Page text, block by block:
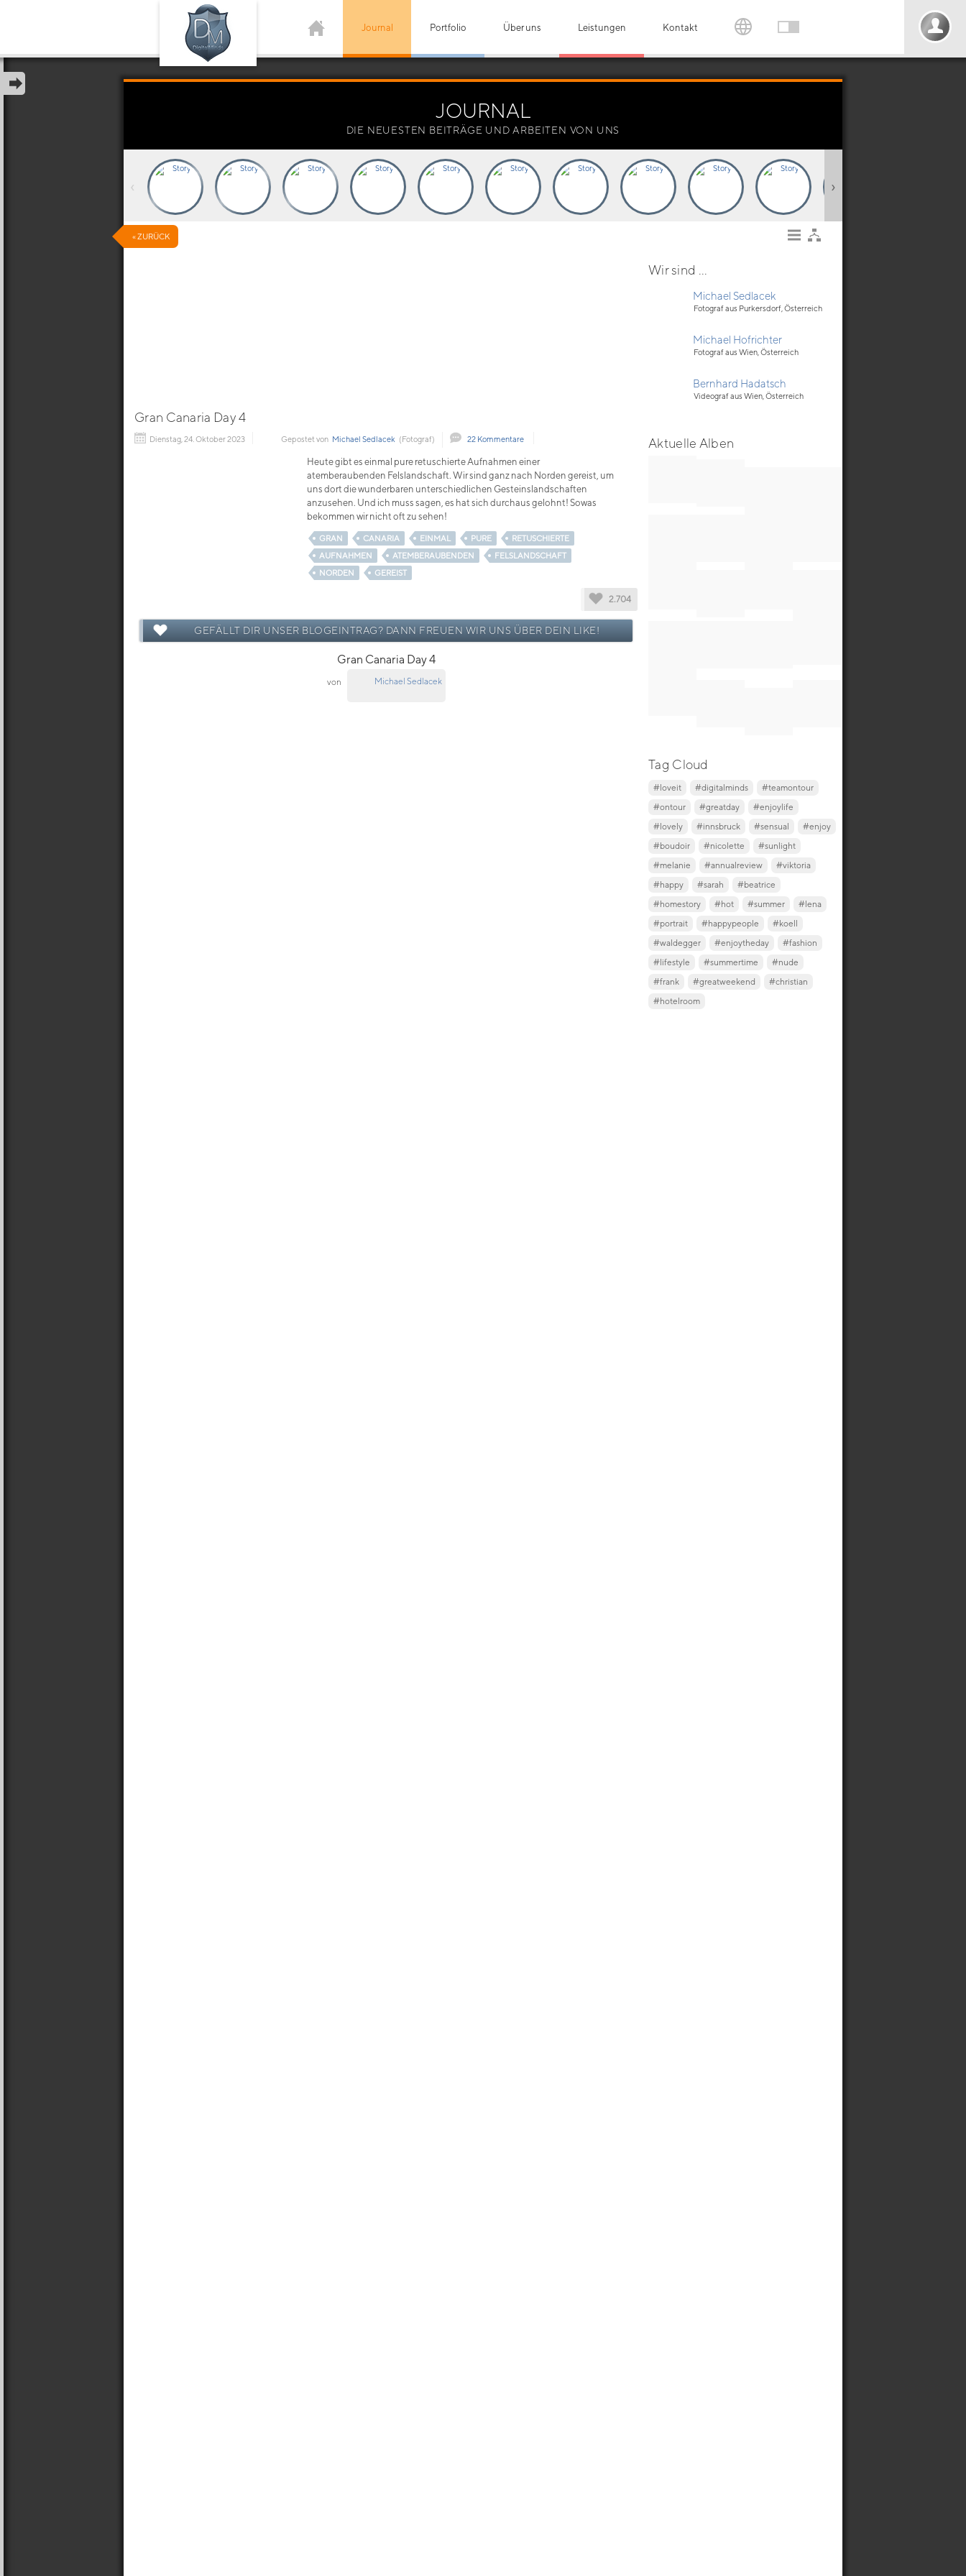
Journal Portfolio Über uns Leistungen Kontakt
JOURNAL
DIE NEUESTEN BEITRÄGE UND ARBEITEN VON UNS
‹ ›
« ZURÜCK
Gran Canaria Day 4
Dienstag, 24. Oktober 2023 Gepostet von Michael Sedlacek (Fotograf) 22 Kommentare
Heute gibt es einmal pure retuschierte Aufnahmen einer
atemberaubenden Felslandschaft. Wir sind ganz nach Norden gereist, um
uns dort die wunderbaren unterschiedlichen Gesteinslandschaften
anzusehen. Und ich muss sagen, es hat sich durchaus gelohnt! Sowas
bekommen wir nicht oft zu sehen!
GRAN CANARIA EINMAL PURE
RETUSCHIERTE
AUFNAHMEN
ATEMBERAUBENDEN
FELSLANDSCHAFT
NORDEN
GEREIST
2.704
GEFÄLLT DIR UNSER BLOGEINTRAG? DANN FREUEN WIR UNS ÜBER DEIN LIKE!
Gran Canaria Day 4
von Michael Sedlacek
Wir sind ...
Michael Sedlacek
Fotograf aus Purkersdorf, Österreich
Michael Hofrichter
Fotograf aus Wien, Österreich
Bernhard Hadatsch
Videograf aus Wien, Österreich
Aktuelle Alben
Tag Cloud
#loveit #digitalminds
#teamontour
#ontour
#greatday
#enjoylife
#lovely
#innsbruck #sensual
#enjoy
#boudoir
#nicolette
#sunlight
#melanie
#annualreview
#viktoria
#happy
#sarah
#beatrice
#homestory
#hot #summer
#lena
#portrait
#happypeople
#koell
#waldegger
#enjoytheday
#fashion
#lifestyle
#summertime
#nude
#frank
#greatweekend
#christian
#hotelroom